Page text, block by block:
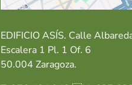
EDIFICIO ASÍS. Calle
Escalera 1 Pl. 1 Of. 6
50.004 Zaragoza.